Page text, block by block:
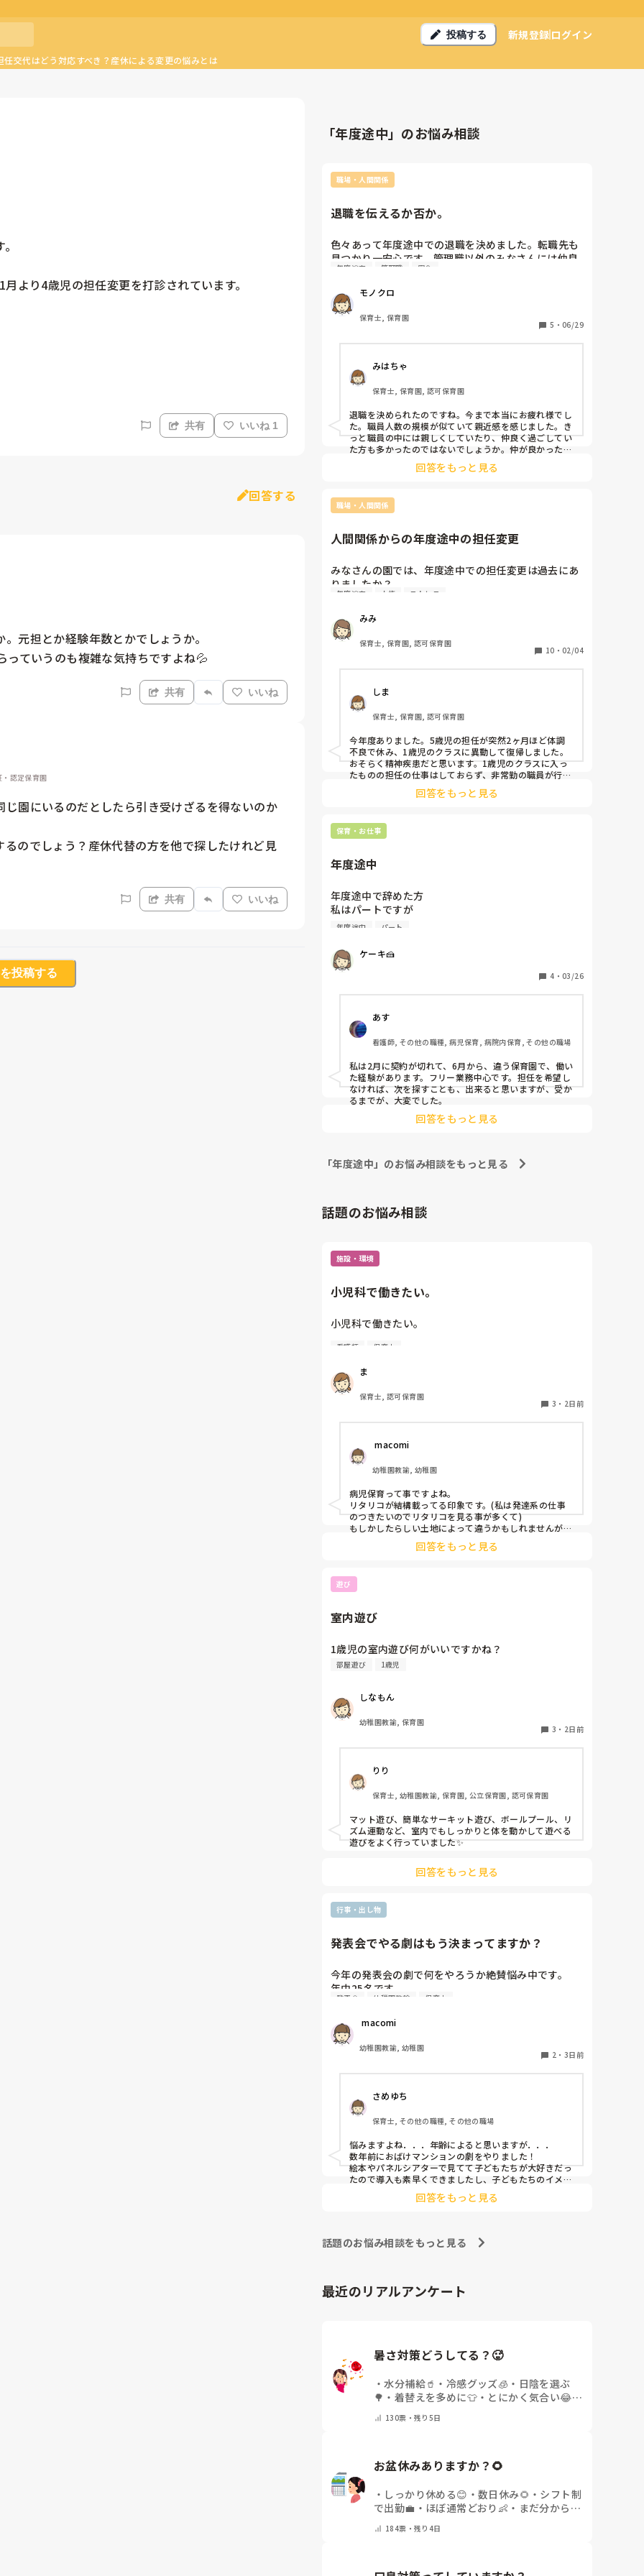
投稿する 新規登録ログイン
任交代はどう対応すべき？産休による変更の悩みとは
より4歳児の担任変更を打診されています。
共有 いいね 1
回答する
元担とか経験年数とかでしょうか。
ていうのも複雑な気持ちですよね💦
共有 いいね
認定保育園
園にいるのだとしたら引き受けざるを得ないのか
のでしょう？産休代替の方を他で探したけれど見
共有 いいね
投稿する
「年度途中」のお悩み相談
職場・人間関係
退職を伝えるか否か。
色々あって年度途中での退職を決めました。転職先も
見つかり一安心です。管理職以外のみなさんには仲良
くしていただき、とても寂しいのですが…心も身体も
か、すっと消えた方がいいのか、迷ってます。皆さん
ならどうされますか？？職員30人未満の小規模保育園
です。
年度途中 管理職 安全
モノクロ
保育士, 保育園
5 ・ 06/29
みはちゃ
保育士, 保育園, 認可保育園
退職を決められたのですね。今まで本当にお疲れ様でし
た。職員人数の規模が似ていて親近感を感じました。き
っと職員の中には親しくしていたり、仲良く過ごしてい
た方も多かったのではないでしょうか。仲が良かった方
にだけでも退職することを伝えると相手もきちんと送り
出せたり感謝の気持ちを伝え合うことができるのではと
回答をもっと見る
職場・人間関係
人間関係からの年度途中の担任変更
みなさんの園では、年度途中での担任変更は過去にあ
りましたか？
産休に入る先生が居るとか、異動ではなく、人間関係
精神的にダメージの負った先生を他クラスに入れた
り、フリーにしたりなどです。
年度途中 人権 ストレス
みみ
保育士, 保育園, 認可保育園
10 ・ 02/04
しま
保育士, 保育園, 認可保育園
今年度ありました。5歳児の担任が突然2ヶ月ほど体調
不良で休み、1歳児のクラスに異動して復帰しました。
おそらく精神疾患だと思います。1歳児のクラスに入っ
たものの担任の仕事はしておらず、非常勤の職員が行う
保育補助の役回りをしています。新年度からはわかりま
せんが、今は保育を客観的に見るという視点で主任と共
回答をもっと見る
保育・お仕事
年度途中
年度途中で辞めた方
私はパートですが
みなさんの園では
大体何月に辞めてますか？
私は今のところで3年目入ります
年度途中 パート
ケーキ🍰
4 ・ 03/26
あす
看護師, その他の職種, 病児保育, 病院内保育, その他の職場
私は2月に契約が切れて、6月から、違う保育園で、働い
た経験があります。フリー業務中心です。担任を希望し
なければ、次を探すことも、出来ると思いますが、受か
るまでが、大変でした。
回答をもっと見る
「年度途中」のお悩み相談をもっと見る
話題のお悩み相談
施設・環境
小児科で働きたい。
小児科で働きたい。
今は保育園勤務ですが、
本当は小児科で保育士として
働きたいです。
ほぼなく、ホームページなどもチェック
していますが見つかりません😭
もともと、看護師を目指していたのもあって、、
もちろん医療的なことができないのは
わかっていますが💦
何かよい求人サイトなどがあれば
看護師 保育士
ま
保育士, 認可保育園
3 ・ 2日前
macomi
幼稚園教諭, 幼稚園
病児保育って事ですよね。
リタリコが結構載ってる印象です。(私は発達系の仕事
のつきたいのでリタリコを見る事が多くて)
もしかしたらしい土地によって違うかもしれませんが、
検索してみてください！回答をもっと見る
遊び
室内遊び
1歳児の室内遊び何がいいですかね？
部屋遊び 1歳児
しなもん
幼稚園教諭, 保育園
3 ・ 2日前
りり
保育士, 幼稚園教諭, 保育園, 公立保育園, 認可保育園
マット遊び、簡単なサーキット遊び、ボールプール、リ
ズム運動など、室内でもしっかりと体を動かして遊べる
遊びをよく行っていました✨
回答をもっと見る
行事・出し物
発表会でやる劇はもう決まってますか？
今年の発表会の劇で何をやろうか絶賛悩み中です。
年中25名です。
過去に「これは子どもたちも楽しんで大成功だっ
演目があれば、ぜひ教えてほしいです！
発表会 幼稚園教諭 保育士
macomi
幼稚園教諭, 幼稚園
2 ・ 3日前
さめゆち
保育士, その他の職種, その他の職場
悩みますよね．．．年齢によると思いますが．．．
数年前におばけマンションの劇をやりました！
絵本やパネルシアターで見てて子どもたちが大好きだっ
たので導入も素早くできましたし、子どもたちのイメー
ジも膨らみやすく自分たちでセリフをどんどん覚えて練
習も本番も楽しんでました！
回答をもっと見る
話題のお悩み相談をもっと見る
最近のリアルアンケート
暑さ対策どうしてる？🥵
・水分補給🥤 ・ 冷感グッズ🧊 ・ 日陰を選ぶ
🌳 ・ 着替えを多めに👕・ とにかく気合い😂・
130票・残り5日
お盆休みありますか？🌻
・ しっかり休める😊 ・ 数日休み🌻 ・ シフト制
で出勤💼 ・ ほぼ通常どおり👶 ・ まだ分からな
184票・残り4日